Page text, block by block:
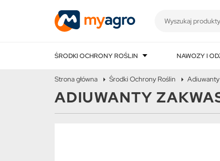
ŚRODKI OCHRONY ROŚLIN NAWOZY I
Strona główna Środki Ochrony Roślin Adiuwanty
ADIUWANTY